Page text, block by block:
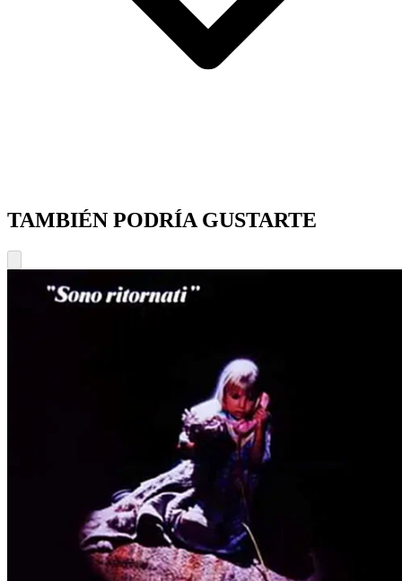
TAMBIÉN PODRÍA GUSTARTE